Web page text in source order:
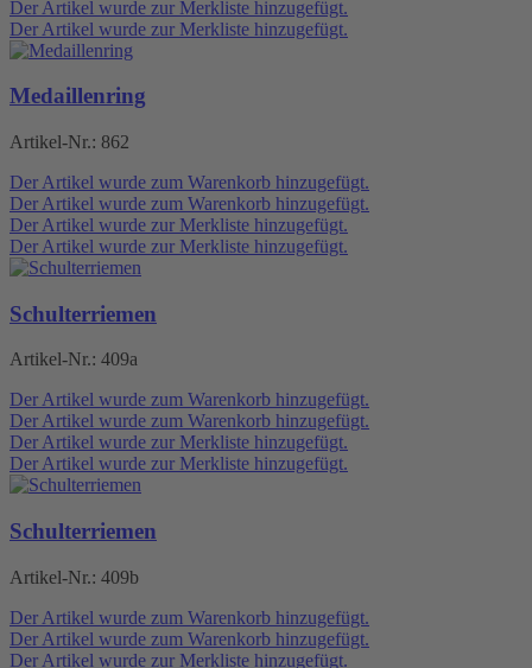
Der Artikel wurde zur Merkliste hinzugefügt.
Der Artikel wurde zur Merkliste hinzugefügt.
Medaillenring
Artikel-Nr.: 862
Der Artikel wurde zum Warenkorb hinzugefügt.
Der Artikel wurde zum Warenkorb hinzugefügt.
Der Artikel wurde zur Merkliste hinzugefügt.
Der Artikel wurde zur Merkliste hinzugefügt.
Schulterriemen
Artikel-Nr.: 409a
Der Artikel wurde zum Warenkorb hinzugefügt.
Der Artikel wurde zum Warenkorb hinzugefügt.
Der Artikel wurde zur Merkliste hinzugefügt.
Der Artikel wurde zur Merkliste hinzugefügt.
Schulterriemen
Artikel-Nr.: 409b
Der Artikel wurde zum Warenkorb hinzugefügt.
Der Artikel wurde zum Warenkorb hinzugefügt.
Der Artikel wurde zur Merkliste hinzugefügt.